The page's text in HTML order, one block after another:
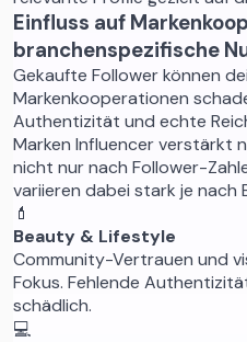
Einfluss auf
branchenspezifische
Gekaufte Follower können
Markenkooperationen
Authentizität und echte
Marken Influencer verstärkt
nicht nur nach Follower-
variieren dabei stark je nach
💄
Beauty & Lifestyle
Community-Vertrauen und
Fokus. Fehlende
schädlich.
💻